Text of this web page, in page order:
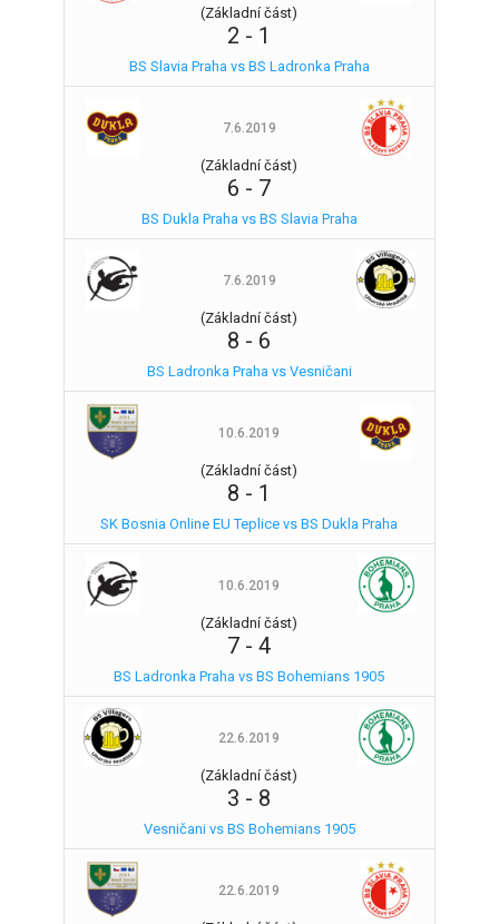
(Základní část)
2 - 1
BS Slavia Praha vs BS Ladronka Praha
7.6.2019
(Základní část)
6 - 7
BS Dukla Praha vs BS Slavia Praha
7.6.2019
(Základní část)
8 - 6
BS Ladronka Praha vs Vesničani
10.6.2019
(Základní část)
8 - 1
SK Bosnia Online EU Teplice vs BS Dukla Praha
10.6.2019
(Základní část)
7 -4
BS Ladronka Praha vs BS Bohemians 1905
22.6.2019
(Základní část)
3 - 8
Vesničani vs BS Bohemians 1905
22.6.2019